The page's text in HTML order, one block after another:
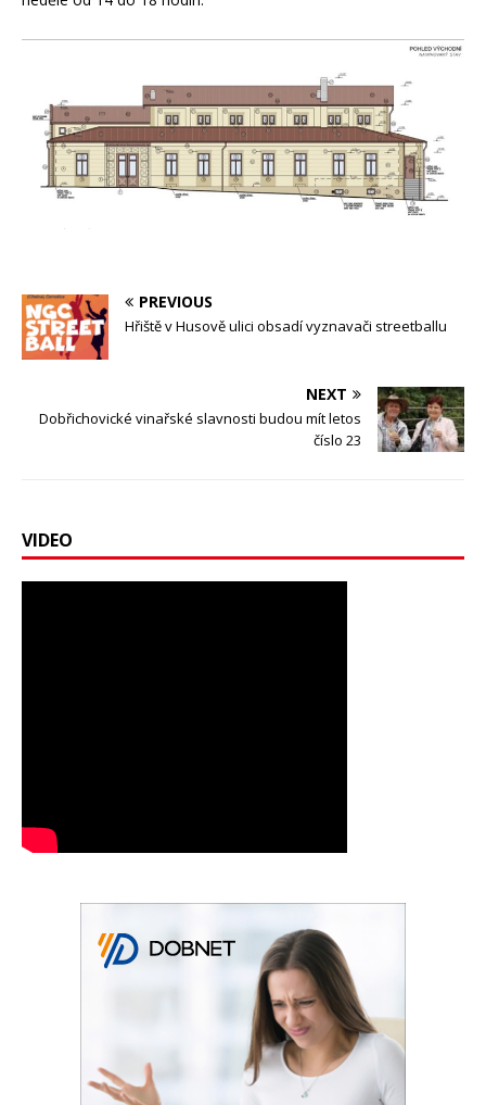
PREVIOUS
Hřiště v Husově ulici obsadí vyznavači streetballu
NEXT
Dobřichovické vinařské slavnosti budou mít letos
číslo 23
VIDEO